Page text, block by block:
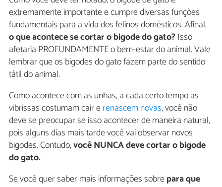
extremamente importante e cumpre diversas funções
fundamentais para a vida dos felinos domésticos. Afinal,
o que acontece se cortar o bigode do gato?Isso
afetaria PROFUNDAMENTE o bem-estar do animal. Vale
lembrar que os bigodes do gato fazem parte do sentido
tátil do animal.
Como acontece com as unhas, a cada certo tempo as
vibrissas costumam cair erenascem novas, você não
deve se preocupar se isso acontecer de maneira natural,
pois alguns dias mais tarde você vai observar novos
bigodes. Contudo,você NUNCA deve cortar o bigode
do gato.
Se você quer saber mais informações sobrepara que